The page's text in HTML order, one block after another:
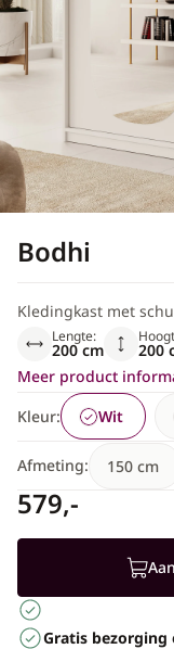
Scandinavisch
Bodhi
Kledingkast met
Lengte:
200 cm 200
Meer product
Kleur:
Wit
Afmeting: 150 cm
579,-
Gratis bezorging